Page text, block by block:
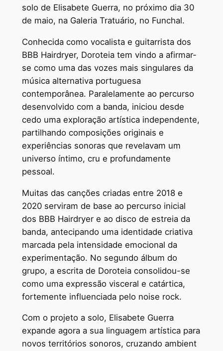
solo de Elisabete Guerra, no próximo dia 30
de maio, na Galeria Tratuário, no Funchal.
Conhecida como vocalista e guitarrista dos
BBB Hairdryer, Doroteia tem vindo a afirmar-
se como uma das vozes mais singulares da
música alternativa portuguesa
contemporânea. Paralelamente ao percurso
desenvolvido com a banda, iniciou desde
cedo uma exploração artística independente,
partilhando composições originais e
experiências sonoras que revelavam um
universo íntimo, cru e profundamente
pessoal.
Muitas das canções criadas entre 2018 e
2020 serviram de base ao percurso inicial
dos BBB Hairdryer e ao disco de estreia da
banda, antecipando uma identidade criativa
marcada pela intensidade emocional da
experimentação. No segundo álbum do
grupo, a escrita de Doroteia consolidou-se
como uma expressão visceral e catártica,
fortemente influenciada pelo noise rock.
Com o projeto a solo, Elisabete Guerra
expande agora a sua linguagem artística para
novos territórios sonoros, cruzando ambient